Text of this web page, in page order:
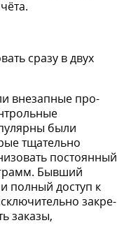
сразу в двух
внезапные про­
были
тщательно
постоянный
Бывший
полный доступ к
закре­
заказы,